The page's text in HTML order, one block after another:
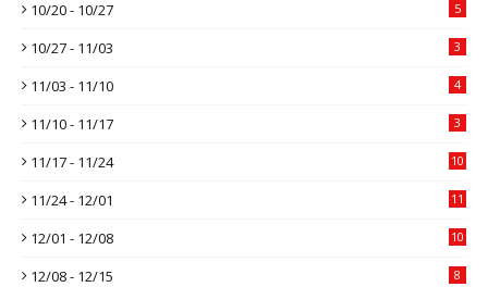
10/20 - 10/27 5
10/27 - 11/03 3
11/03 - 11/10 4
11/10 - 11/17 3
11/17 - 11/24 10
11/24 - 12/01 11
12/01 - 12/08 10
12/08 - 12/15 8